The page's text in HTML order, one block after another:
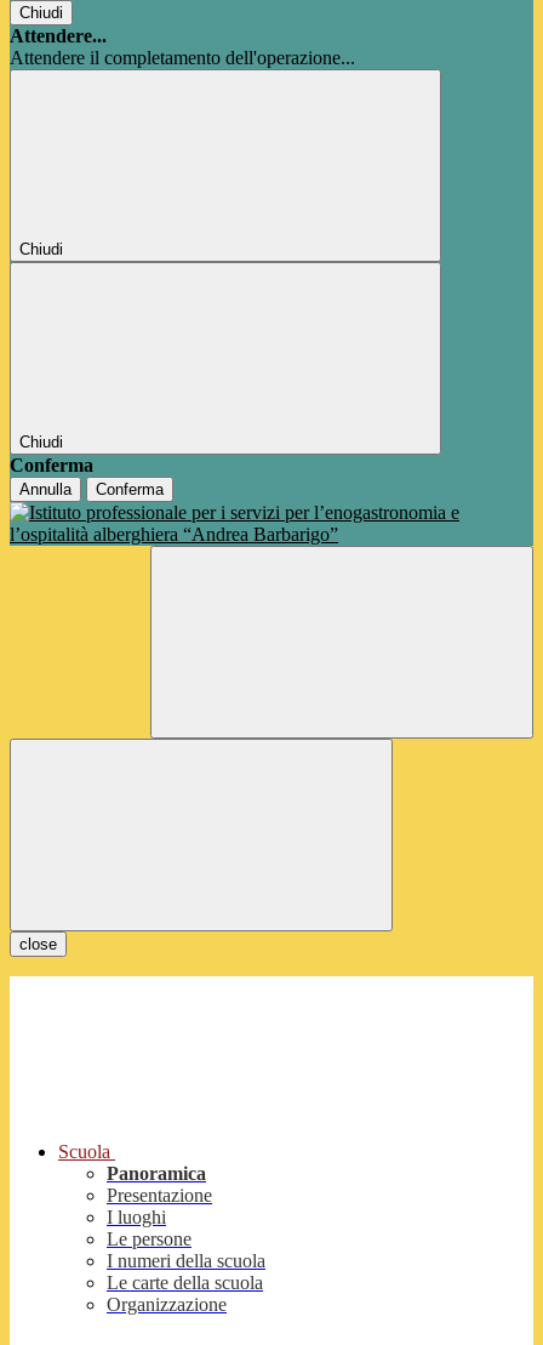
Chiudi
Attendere...
Attendere il completamento dell'operazione...
Chiudi
Chiudi
Conferma
Annulla Conferma
close
Scuola
Panoramica
Presentazione
I luoghi
Le persone
I numeri della scuola
Le carte della scuola
Organizzazione